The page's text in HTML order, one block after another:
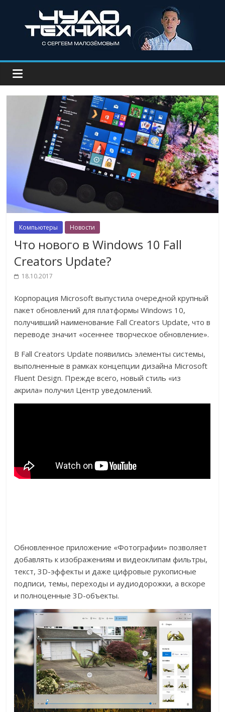
Компьютеры Новости
Что нового в Windows 10 Fall
Creators Update?
18.10.2017
Корпорация Microsoft выпустила очередной крупный
пакет обновлений для платформы Windows 10,
получивший наименование Fall Creators Update, что в
переводе значит «осеннее творческое обновление».
В Fall Creators Update появились элементы системы,
выполненные в рамках концепции дизайна Microsoft
Fluent Design. Прежде всего, новый стиль «из
акрила» получил Центр уведомлений.
Обновленное приложение «Фотографии» позволяет
добавлять к изображениям и видеоклипам фильтры,
текст, 3D-эффекты и даже цифровые рукописные
подписи, темы, переходы и аудиодорожки, а вскоре
и полноценные 3D-объекты.